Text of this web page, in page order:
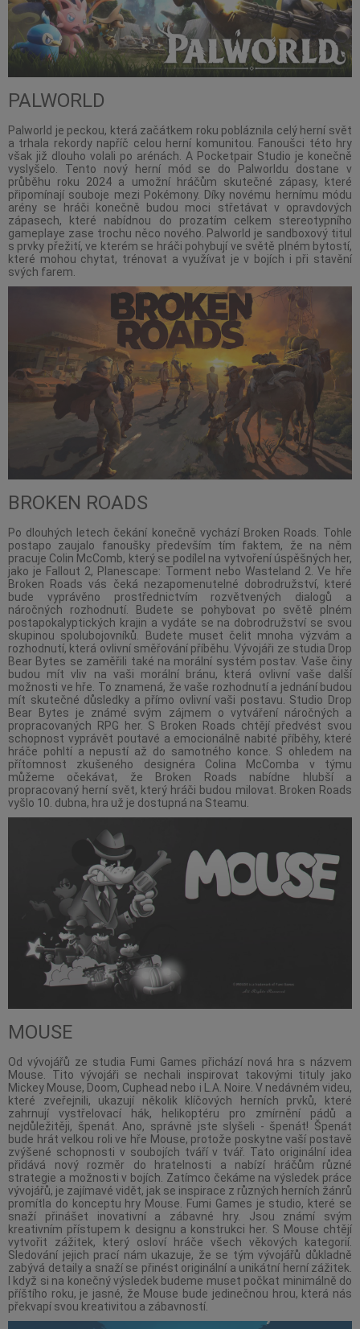
PALWORLD
Palworld je peckou, která začátkem roku pobláznila celý herní svět
a trhala rekordy napříč celou herní komunitou. Fanoušci této hry
však již dlouho volali po arénách. A Pocketpair Studio je konečně
vyslyšelo. Tento nový herní mód se do Palworldu dostane v
průběhu roku 2024 a umožní hráčům skutečné zápasy, které
připomínají souboje mezi Pokémony. Díky novému hernímu módu
arény se hráči konečně budou moci střetávat v opravdových
zápasech, které nabídnou do prozatím celkem stereotypního
gameplaye zase trochu něco nového. Palworld je sandboxový titul
s prvky přežití, ve kterém se hráči pohybují ve světě plném bytostí,
které mohou chytat, trénovat a využívat je v bojích i při stavění
svých farem.
BROKEN ROADS
Po dlouhých letech čekání konečně vychází Broken Roads. Tohle
postapo zaujalo fanoušky především tím faktem, že na něm
pracuje Colin McComb, který se podílel na vytvoření úspěšných her,
jako je Fallout 2, Planescape: Torment nebo Wasteland 2. Ve hře
Broken Roads vás čeká nezapomenutelné dobrodružství, které
bude vyprávěno prostřednictvím rozvětvených dialogů a
náročných rozhodnutí. Budete se pohybovat po světě plném
postapokalyptických krajin a vydáte se na dobrodružství se svou
skupinou spolubojovníků. Budete muset čelit mnoha výzvám a
rozhodnutí, která ovlivní směřování příběhu. Vývojáři ze studia Drop
Bear Bytes se zaměřili také na morální systém postav. Vaše činy
budou mít vliv na vaši morální bránu, která ovlivní vaše další
možnosti ve hře. To znamená, že vaše rozhodnutí a jednání budou
mít skutečné důsledky a přímo ovlivní vaši postavu. Studio Drop
Bear Bytes je známé svým zájmem o vytváření náročných a
propracovaných RPG her. S Broken Roads chtějí předvést svou
schopnost vyprávět poutavé a emocionálně nabité příběhy, které
hráče pohltí a nepustí až do samotného konce. S ohledem na
přítomnost zkušeného designéra Colina McComba v týmu
můžeme očekávat, že Broken Roads nabídne hlubší a
propracovaný herní svět, který hráči budou milovat. Broken Roads
vyšlo 10. dubna, hra už je dostupná na Steamu.
MOUSE
Od vývojářů ze studia Fumi Games přichází nová hra s názvem
Mouse. Tito vývojáři se nechali inspirovat takovými tituly jako
Mickey Mouse, Doom, Cuphead nebo i L.A. Noire. V nedávném videu,
které zveřejnili, ukazují několik klíčových herních prvků, které
zahrnují vystřelovací hák, helikoptéru pro zmírnění pádů a
nejdůležitěji, špenát. Ano, správně jste slyšeli - špenát! Špenát
bude hrát velkou roli ve hře Mouse, protože poskytne vaší postavě
zvýšené schopnosti v soubojích tváří v tvář. Tato originální idea
přidává nový rozměr do hratelnosti a nabízí hráčům různé
strategie a možnosti v bojích. Zatímco čekáme na výsledek práce
vývojářů, je zajímavé vidět, jak se inspirace z různých herních žánrů
promítla do konceptu hry Mouse. Fumi Games je studio, které se
snaží přinášet inovativní a zábavné hry. Jsou známí svým
kreativním přístupem k designu a konstrukci her. S Mouse chtějí
vytvořit zážitek, který osloví hráče všech věkových kategorií.
Sledování jejich prací nám ukazuje, že se tým vývojářů důkladně
zabývá detaily a snaží se přinést originální a unikátní herní zážitek.
I když si na konečný výsledek budeme muset počkat minimálně do
příštího roku, je jasné, že Mouse bude jedinečnou hrou, která nás
překvapí svou kreativitou a zábavností.